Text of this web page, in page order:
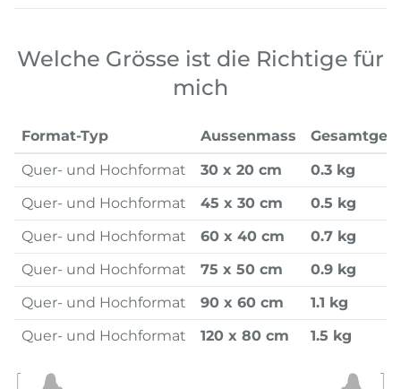
Welche Grösse ist die Richtige für
mich
Format-Typ Aussenmass
Quer- und Hochformat
30 x 20 cm
0.3 kg
Quer- und Hochformat
45 x 30 cm
0.5 kg
Quer- und Hochformat
60 x 40 cm
0.7 kg
Quer- und Hochformat
75 x 50 cm
0.9 kg
Quer- und Hochformat
90 x 60 cm
1.1 kg
Quer- und Hochformat
120 x 80 cm 1.5 kg